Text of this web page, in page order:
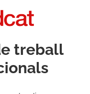
treball